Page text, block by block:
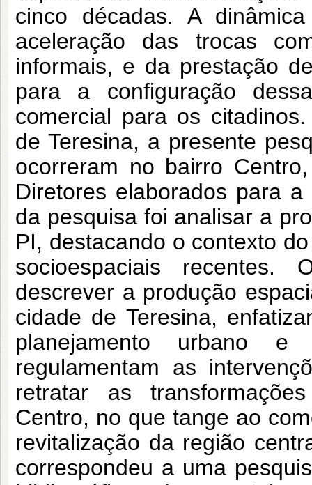
cinco décadas. A
aceleração das trocas
informais, e da prestação
para a configuração
comercial para os
de Teresina, a presente
ocorreram no bairro
Diretores elaborados para
da pesquisa foi analisar a
PI, destacando o contexto
socioespaciais recentes.
descrever a produção
cidade de Teresina,
planejamento urbano e
regulamentam as
retratar as
Centro, no que tange ao
revitalização da região
correspondeu a uma